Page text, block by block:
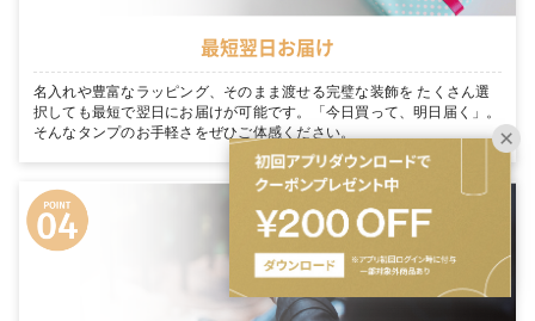
最短翌日お届け
名入れや豊富なラッピング、そのまま渡せる完璧な装飾を たくさん選
択しても最短で翌日にお届けが可能です。「今日買って、明日届く」。
そんなタンプのお手軽さをぜひご体感ください。